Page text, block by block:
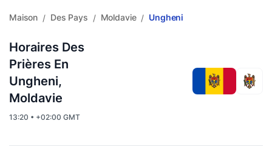
Maison / Des Pays / Moldavie / Ungheni
Horaires Des
Prières En
Ungheni,
Moldavie
13:20 • +02:00 GMT